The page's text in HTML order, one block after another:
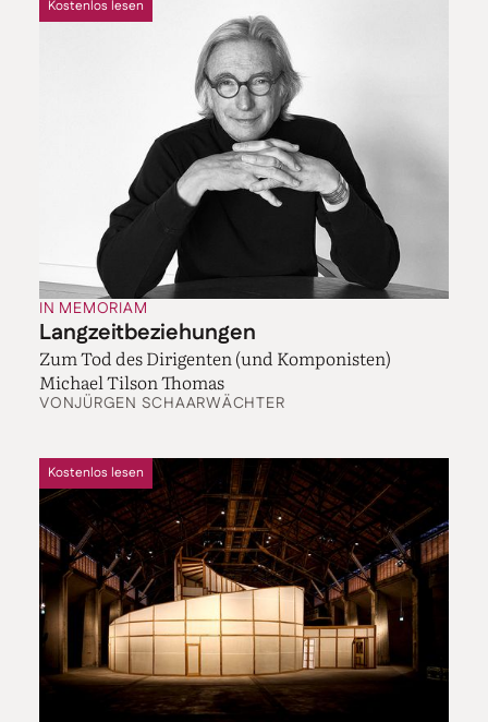
IN MEMORIAM
Langzeitbeziehungen
Zum Tod des Dirigenten (und Komponisten)
Michael Tilson Thomas
VONJÜRGEN SCHAARWÄCHTER
Kostenlos lesen
Kostenlos lesen